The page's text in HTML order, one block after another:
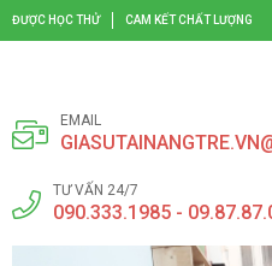
ĐƯỢC HỌC THỬ CAM KẾT CHẤT LƯỢNG
EMAIL
TƯ VẤN 24/7
090.333.1985 -